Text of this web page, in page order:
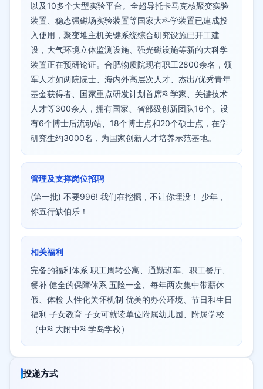
以及10多个大型实验平台。全超导托卡马克核聚变实验
装置、稳态强磁场实验装置等国家大科学装置已建成投
入使用，聚变堆主机关键系统综合研究设施已开工建
设，大气环境立体监测设施、强光磁设施等新的大科学
装置正在预研论证。合肥物质院现有职工2800余名，领
军人才如两院院士、海内外高层次人才、杰出/优秀青年
基金获得者、国家重点研发计划首席科学家、关键技术
人才等300余人，拥有国家、省部级创新团队16个。设
有6个博士后流动站、18个博士点和20个硕士点，在学
研究生约3000名，为国家创新人才培养示范基地。
管理及支撑岗位招聘
(第一批) 不要996! 我们在挖掘，不让你埋没！ 少年，
你五行缺伯乐！
相关福利
完备的福利体系 职工周转公寓、通勤班车、职工餐厅、
餐补 健全的保障体系 五险一金、每年两次集中带薪休
假、体检 人性化关怀机制 优美的办公环境、节日和生日
福利 子女教育 子女可就读单位附属幼儿园、附属学校
（中科大附中科学岛学校）
投递方式